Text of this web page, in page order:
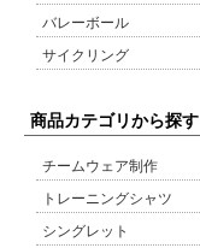
バレーボール
サイクリング
商品カテゴリから探す
チームウェア制作
トレーニングシャツ
シングレット